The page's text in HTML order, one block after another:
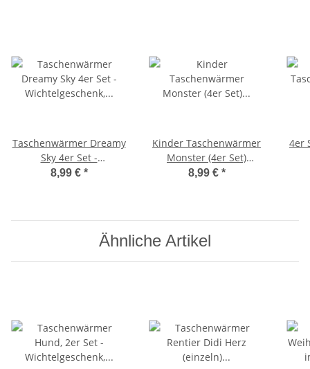
Taschenwärmer Dreamy
Sky 4er Set -
Wichtelgeschenk,
8,99 € *
Kinder Taschenwärmer
Monster (4er Set)
Handwärmer
8,99 € *
4er
Ähnliche Artikel